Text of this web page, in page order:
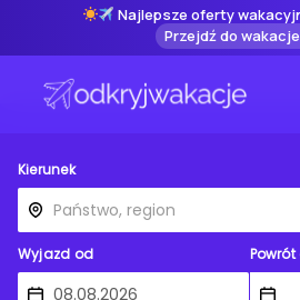
Najlepsze oferty
Przejdź do
Kierunek
Wyjazd od